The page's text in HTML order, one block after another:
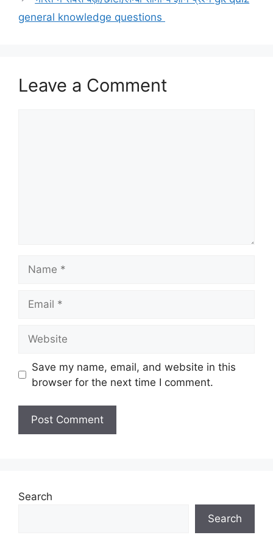
general knowledge questions
Leave a Comment
Save my name, email, and website in this
browser for the next time I comment.
Search
Search